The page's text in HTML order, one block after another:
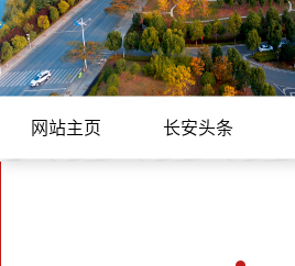
网站主页 长安头条